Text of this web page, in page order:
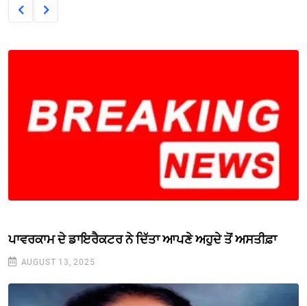
ਪਾਵਰਕਾਮ ਦੇ ਡਾਇਰੈਕਟਰ ਨੇ ਦਿੱਤਾ ਆਪਣੇ ਅਹੁਦੇ ਤੋਂ ਅਸਤੀਫ਼ਾ
AUGUST 13, 2025